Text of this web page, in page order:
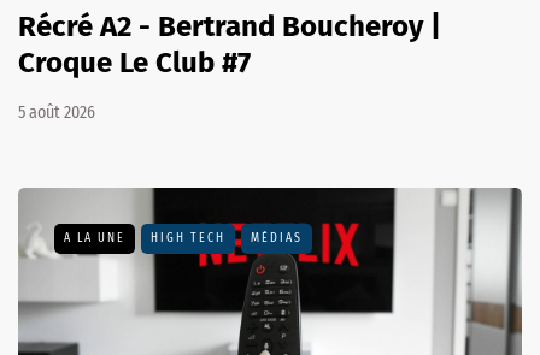
Récré A2 - Bertrand Boucheroy |
Croque Le Club #7
5 août 2026
A LA UNE HIGH TECH MÉDIAS